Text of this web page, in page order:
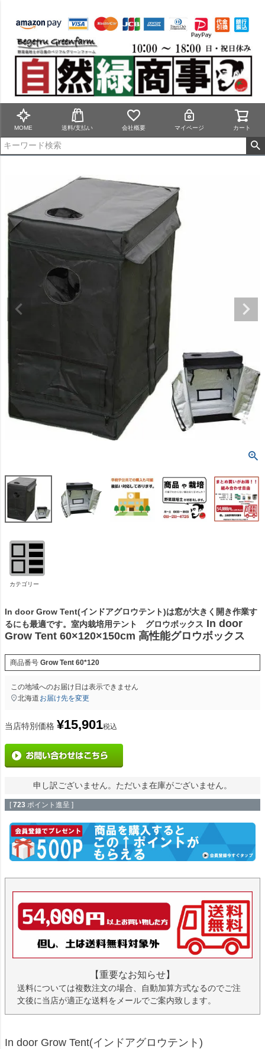
MOME 送料/支払い 会社概要 マイページ カート
カテゴリー
In door Grow Tent(インドアグロウテント)は窓が大きく開き作業す
るにも最適です。室内栽培用テント グロウボックス In door
Grow Tent 60×120×150cm 高性能グロウボックス
商品番号 Grow Tent 60*120
この地域へのお届け日は表示できません
北海道 お届け先を変更
当店特別価格 ¥15,901税込
申し訳ございません。ただいま在庫がございません。
[ 723 ポイント進呈 ]
【重要なお知らせ】
送料については複数注文の場合、自動加算方式なるのでご注
文後に当店が適正な送料をメールでご案内致します。
In door Grow Tent(インドアグロウテント)